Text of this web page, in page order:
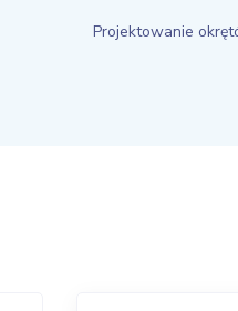
Projektowanie